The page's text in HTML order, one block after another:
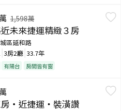
萬 1,598萬
未來捷運精緻３房
區延和路
3房2廳 33.7年
有陽台 房間皆有窗
萬
房•近捷運•裝潢讚